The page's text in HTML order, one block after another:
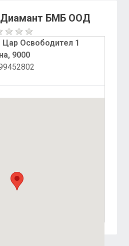
Диамант БМБ ООД
Цар Освободител 1
9000